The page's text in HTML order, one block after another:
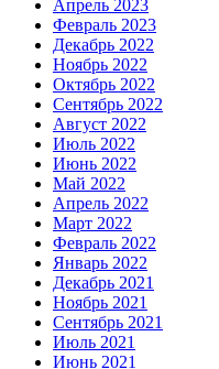
Апрель 2023
Февраль 2023
Декабрь 2022
Ноябрь 2022
Октябрь 2022
Сентябрь 2022
Август 2022
Июль 2022
Июнь 2022
Май 2022
Апрель 2022
Март 2022
Февраль 2022
Январь 2022
Декабрь 2021
Ноябрь 2021
Сентябрь 2021
Июль 2021
Июнь 2021